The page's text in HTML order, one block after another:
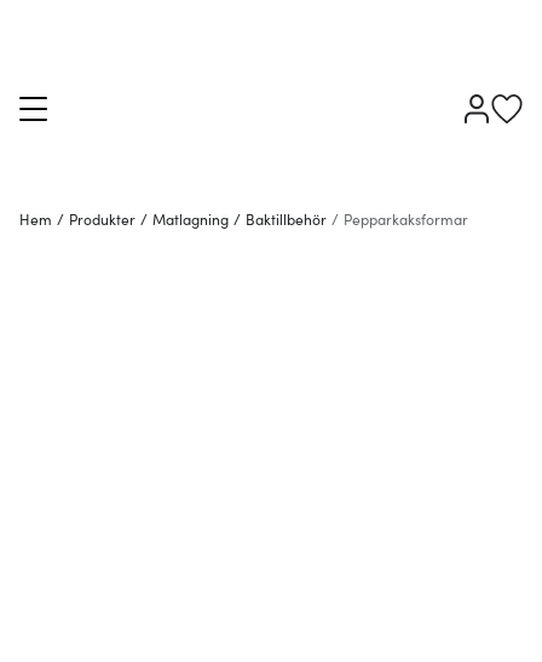
Hem / Produkter / Matlagning / Baktillbehör / Pepparkaksformar